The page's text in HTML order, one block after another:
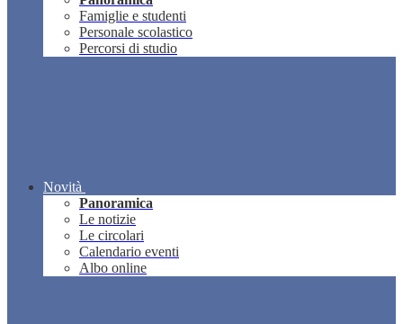
Famiglie e studenti
Personale scolastico
Percorsi di studio
Novità
Panoramica
Le notizie
Le circolari
Calendario eventi
Albo online